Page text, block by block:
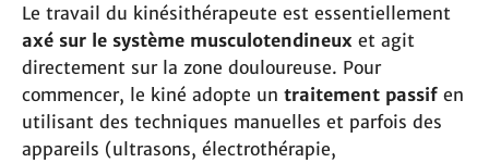
Le travail du kinésithérapeute est essentiellement
axé sur le système musculotendineux et agit
directement sur la zone douloureuse. Pour
commencer, le kiné adopte un traitement passif en
utilisant des techniques manuelles et parfois des
appareils (ultrasons, électrothérapie,